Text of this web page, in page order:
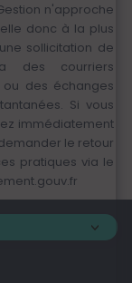
n'approche
donc à la plus
sollicitation de
des courriers
des échanges
Si vous
immédiatement
le retour
pratiques via le